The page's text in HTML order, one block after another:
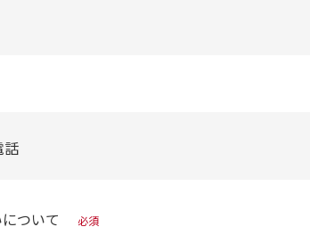
話
ついて 必須